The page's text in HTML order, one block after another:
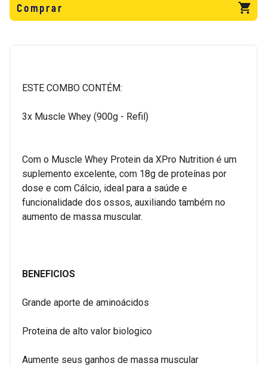
Comprar
ESTE COMBO CONTÉM:
3x Muscle Whey (900g - Refil)
Com o Muscle Whey Protein da XPro Nutrition é um
suplemento excelente, com 18g de proteínas por
dose e com Cálcio, ideal para a saúde e
funcionalidade dos ossos, auxiliando também no
aumento de massa muscular.
BENEFICIOS
Grande aporte de aminoácidos
Proteina de alto valor biologico
Aumente seus ganhos de massa muscular